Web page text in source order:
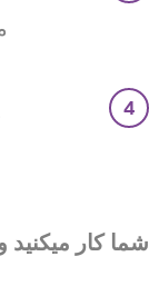
شما کار